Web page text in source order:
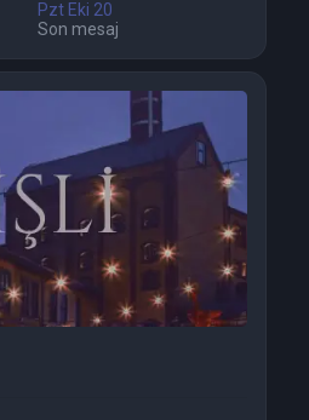
Pzt Eki 20
Son mesaj